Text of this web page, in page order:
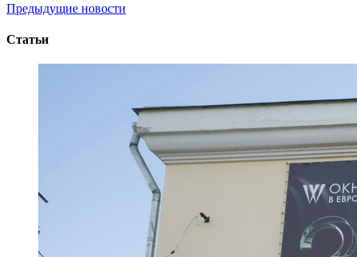
Предыдущие новости
Статьи